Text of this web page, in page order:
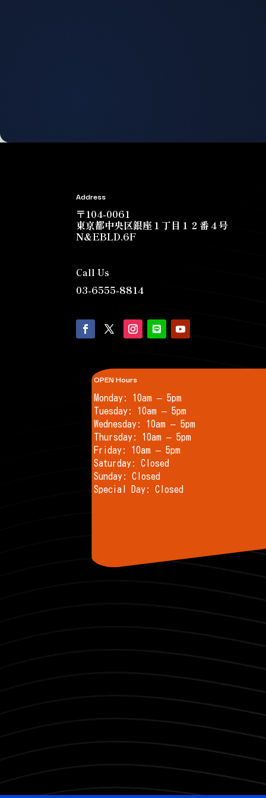
Address
〒104-0061
東京都中央区銀座１丁目１２番４号
N&EBLD.6F
Call Us
03-6555-8814
OPEN Hours
Monday: 10am – 5pm
Tuesday: 10am – 5pm
Wednesday: 10am – 5pm
Thursday: 10am – 5pm
Friday: 10am – 5pm
Saturday: Closed
Sunday: Closed
Special Day: Closed